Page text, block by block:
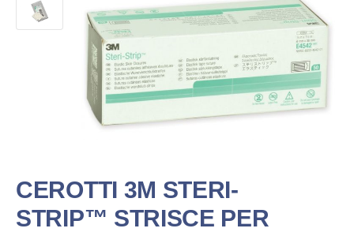
CEROTTI 3M STERI-
STRIP™ STRISCE PER